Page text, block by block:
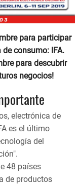
para participar
consumo: IFA.
para descubrir
negocios!
electrónica de
es el último
del
48 países
de productos